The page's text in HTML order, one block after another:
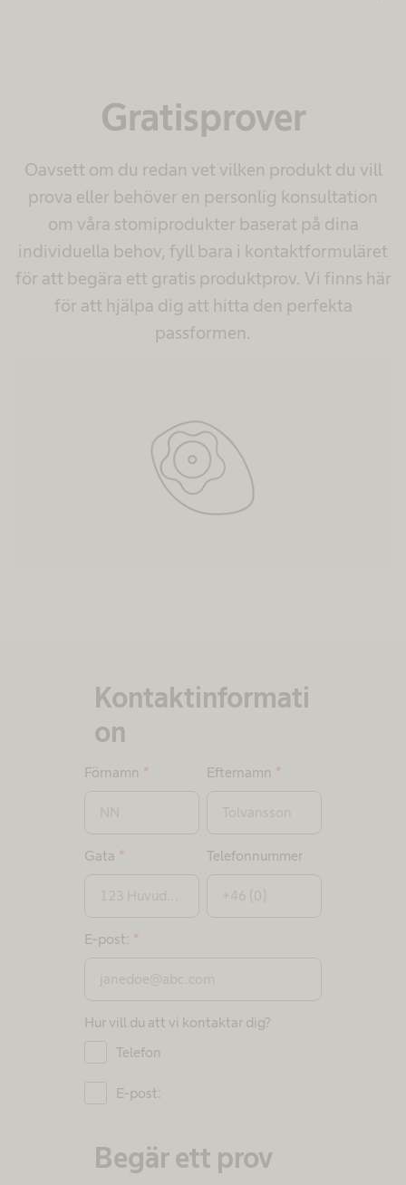
Gratisprover
Oavsett om du redan vet vilken produkt du vill
prova eller behöver en personlig konsultation
om våra stomiprodukter baserat på dina
individuella behov, fyll bara i kontaktformuläret
för att begära ett gratis produktprov. Vi finns här
för att hjälpa dig att hitta den perfekta
passformen.
Kontaktinformati
on
Förnamn * Efternamn *
Gata * Telefonnummer
E-post: *
Hur vill du att vi kontaktar dig?​
Telefon
E-post:
Begär ett prov